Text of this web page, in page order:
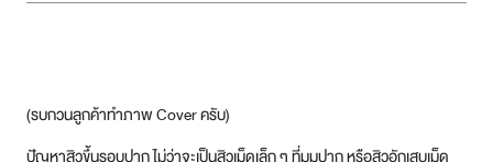
บทความ
(รบกวนลูกค้าทำภาพ Cover ครับ)
ปัญหาสิวขึ้นรอบปาก ไม่ว่าจะเป็นสิวเม็ดเล็ก ๆ ที่มุมปาก หรือสิวอักเสบเม็ด